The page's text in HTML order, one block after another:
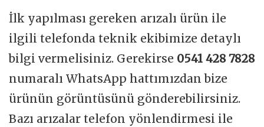
İlk yapılması gereken arızalı ürün ile
ilgili telefonda teknik ekibimize detaylı
bilgi vermelisiniz. Gerekirse 0541 428 7828
numaralı WhatsApp hattımızdan bize
ürünün görüntüsünü gönderebilirsiniz.
Bazı arızalar telefon yönlendirmesi ile